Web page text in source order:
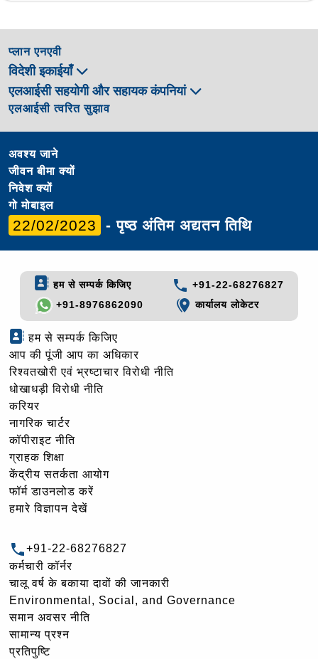
प्लान एनएवी
विदेशी इकाईयाँ
एलआईसी सहयोगी और सहायक कंपनियां
एलआईसी त्वरित सुझाव
अवश्य जाने
जीवन बीमा क्यों
निवेश क्यों
गो मोबाइल
22/02/2023 - पृष्ठ अंतिम अद्यतन तिथि
हम से सम्पर्क किजिए
+91-22-68276827
+91-8976862090
कार्यालय लोकेटर
हम से सम्पर्क किजिए
आप की पूंजी आप का अधिकार
रिश्वतखोरी एवं भ्रष्टाचार विरोधी नीति
धोखाधड़ी विरोधी नीति
करियर
नागरिक चार्टर
कॉपीराइट नीति
ग्राहक शिक्षा
केंद्रीय सतर्कता आयोग
फॉर्म डाउनलोड करें
हमारे विज्ञापन देखें
+91-22-68276827
कर्मचारी कॉर्नर
चालू वर्ष के बकाया दावों की जानकारी
Environmental, Social, and Governance
समान अवसर नीति
सामान्य प्रश्न
प्रतिपुष्टि